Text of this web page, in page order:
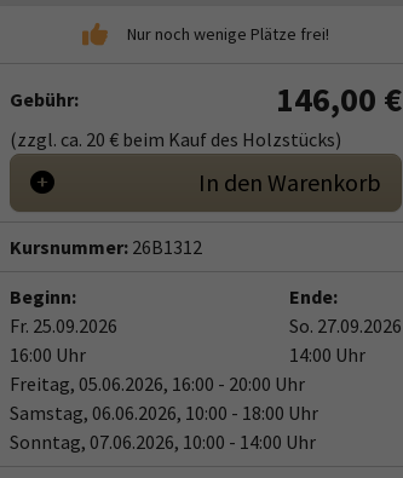
Gebühr: 146,00 €
(zzgl. ca. 20 € beim Kauf des Holzstücks)
In den Warenkorb
Kursnummer: 26B1312
Beginn:
Fr. 25.09.2026
16:00 Uhr
Ende:
So. 27.09.2026
14:00 Uhr
Freitag, 05.06.2026, 16:00 - 20:00 Uhr
Samstag, 06.06.2026, 10:00 - 18:00 Uhr
Sonntag, 07.06.2026, 10:00 - 14:00 Uhr